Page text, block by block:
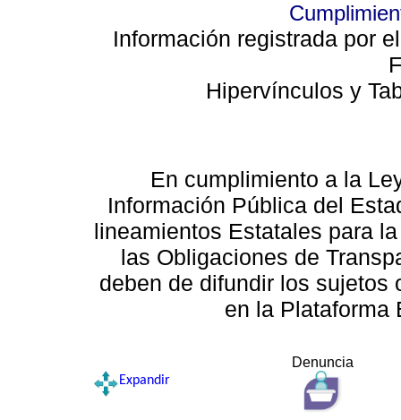
Información registrada por
Hipervínculos y
En cumplimiento a la
Información Pública del
lineamientos Estatales para
las Obligaciones de
deben de difundir los sujetos
en la Plataforma
Denuncia
Expandir